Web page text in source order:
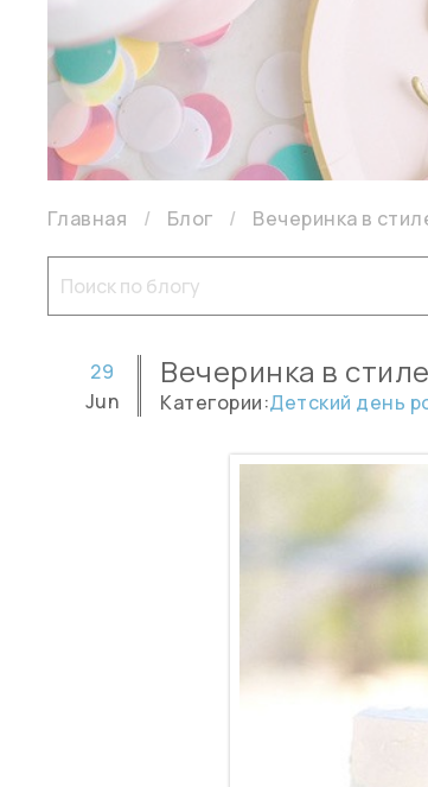
Главная Блог Вечеринка в
Вечеринка в
29
Jun
Категории:Детский день